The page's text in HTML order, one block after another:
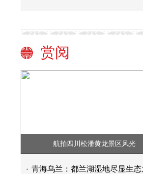
赏阅
航拍四川松潘黄龙景区风光
青海乌兰：都兰湖湿地尽显生态